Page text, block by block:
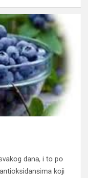
dana, i to po
koji